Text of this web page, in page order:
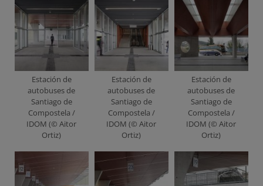
Estación de
autobuses de
Santiago de
Compostela /
IDOM (© Aitor
Ortiz)
Estación de
autobuses de
Santiago de
Compostela /
IDOM (© Aitor
Ortiz)
Estación de
autobuses de
Santiago de
Compostela /
IDOM (© Aitor
Ortiz)